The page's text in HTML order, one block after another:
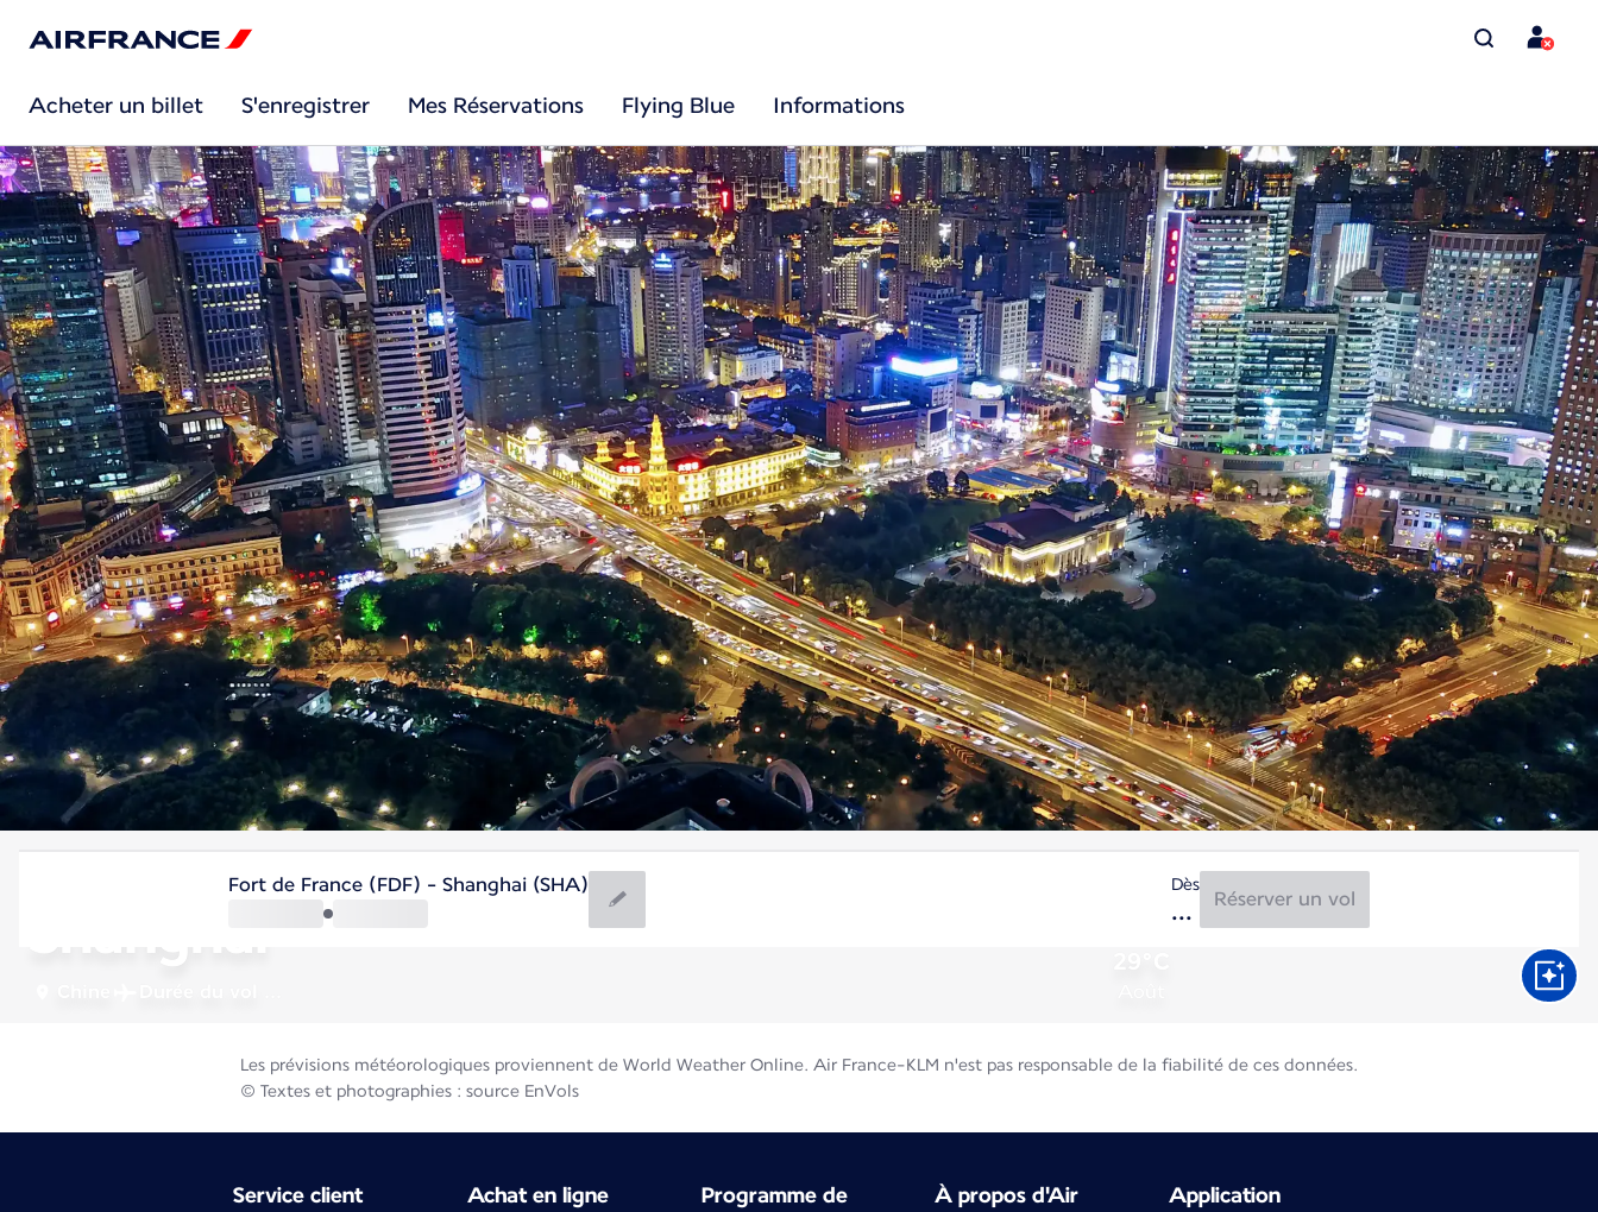
Acheter un billet S'enregistrer Mes Réservations Flying Blue Informations
Shanghai
Fort de France (FDF) - Shanghai (SHA) Dès
Réserver un vol
Les prévisions météorologiques proviennent de World Weather Online. Air France-KLM n'est pas responsable de la fiabilité de ces données.
© Textes et photographies : source EnVols
Service client Achat en ligne
Programme de
À propos d'Air
Application